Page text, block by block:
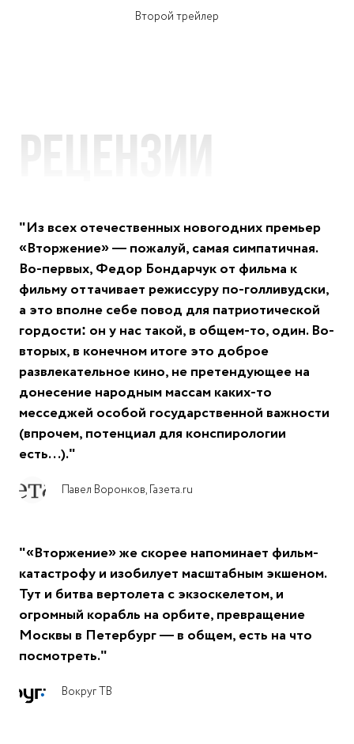
Второй трейлер
Рецензии
"Из всех отечественных новогодних премьер
«Вторжение» — пожалуй, самая симпатичная.
Во-первых, Федор Бондарчук от фильма к
фильму оттачивает режиссуру по-голливудски,
а это вполне себе повод для патриотической
гордости: он у нас такой, в общем-то, один. Во-
вторых, в конечном итоге это доброе
развлекательное кино, не претендующее на
донесение народным массам каких-то
месседжей особой государственной важности
(впрочем, потенциал для конспирологии
есть...)."
Павел Воронков, Газета.ru
"«Вторжение» же скорее напоминает фильм-
катастрофу и изобилует масштабным экшеном.
Тут и битва вертолета с экзоскелетом, и
огромный корабль на орбите, превращение
Москвы в Петербург — в общем, есть на что
посмотреть."
Вокруг ТВ